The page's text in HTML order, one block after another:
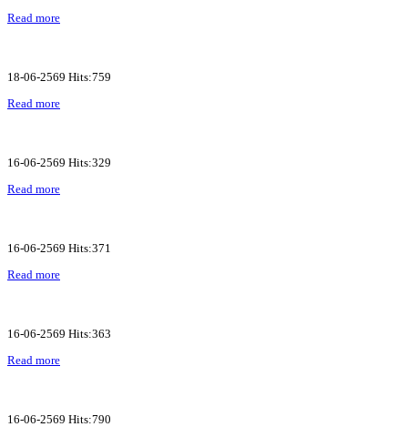
Read more
18-06-2569 Hits:759
Read more
16-06-2569 Hits:329
Read more
16-06-2569 Hits:371
Read more
16-06-2569 Hits:363
Read more
16-06-2569 Hits:790